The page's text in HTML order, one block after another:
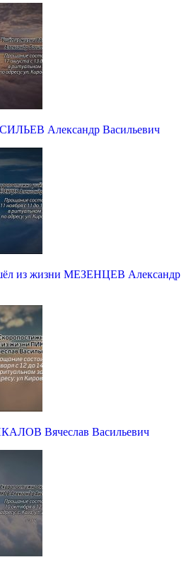
Александр Васильевич
из жизни МЕЗЕНЦЕВ Александр
Вячеслав Васильевич